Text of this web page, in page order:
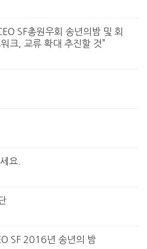
SF총원우회 송년의밤 및 회
크, 교류 확대 추진할 것”
요.
SF 2016년 송년의 밤